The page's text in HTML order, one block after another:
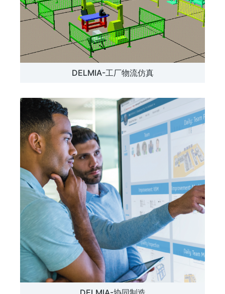
DELMIA-工厂物流仿真